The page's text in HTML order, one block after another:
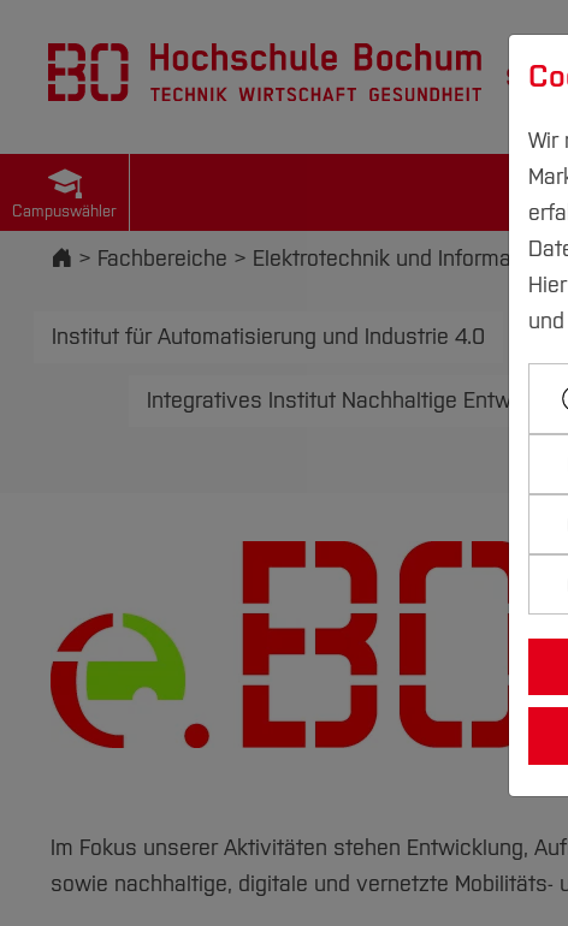
Campuswähler
Startseite
Fachbereiche Elektrotechnik und Informatik
Institut für Automatisierung und Industrie 4.0
Integratives Institut Nachhaltige Entwicklung
Im Fokus unserer Aktivitäten stehen Entwicklung,
sowie nachhaltige, digitale und vernetzte Mobilitäts-
Wir